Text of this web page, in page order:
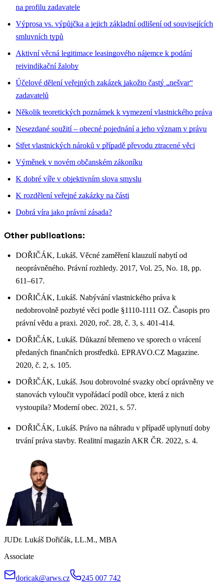
na profilu zadavatele
Výprosa vs. výpůjčka a jejich základní odlišení od souvisejících
smluvních typů
Aktivní věcná legitimace leasingového nájemce k podání
reivindikační žaloby
Účelové dělení veřejných zakázek jakožto častý „nešvar“
zadavatelů
Několik teoretických poznámek k vymezení vlastnického práva
Nesezdané soužití – obecné pojednání a jeho význam v právu
Střet vlastnických nároků v případě převodu ztracené věci
Výměnek v novém občanském zákoníku
K dobré víře v objektivním slova smyslu
K rozdělení veřejné zakázky na části
Dobrá víra jako právní zásada?
Other publications:
DOŘIČÁK, Lukáš. Věcné zaměření klauzulí nabytí od
neoprávněného. Právní rozhledy. 2017, Vol. 25, No. 18, pp.
611–617.
DOŘIČÁK, Lukáš. Nabývání vlastnického práva k
nedobrovolně pozbyté věci podle §1110-1111 OZ. Časopis pro
právní vědu a praxi. 2020, roč. 28, č. 3, s. 401-414.
DOŘIČÁK, Lukáš. Důkazní břemeno ve sporech o vrácení
předaných finančních prostředků. EPRAVO.CZ Magazine.
2020, č. 2, s. 105.
DOŘIČÁK, Lukáš. Jsou dobrovolné svazky obcí oprávněny ve
stanovách vyloučit vypořádací podíl obce, která z nich
vystoupila? Moderní obec. 2021, s. 57.
DOŘIČÁK, Lukáš. Právo na náhradu v případě uplynutí doby
trvání práva stavby. Realitní magazín AKR ČR. 2022, s. 4.
JUDr. Lukáš Dořičák, LL.M., MBA
Associate
doricak@arws.cz 245 007 742